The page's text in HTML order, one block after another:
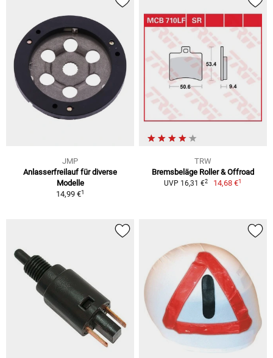
JMP
Anlasserfreilauf für diverse
Modelle
14,99 €1
TRW
Bremsbeläge Roller & Offroad
UVP 16,31 €2 14,68 €1